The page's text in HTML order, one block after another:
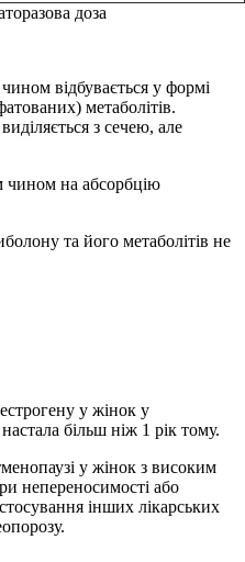
доза
відбувається у формі
метаболітів.
з сечею, але
чином на абсорбцію
та його метаболітів не
у жінок у
більш ніж 1 рік тому.
у жінок з високим
непереносимості або
інших лікарських